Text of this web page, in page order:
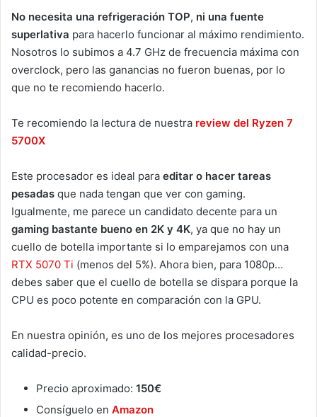
No necesita una refrigeración TOP, ni una fuente
superlativa para hacerlo funcionar al máximo rendimiento.
Nosotros lo subimos a 4.7 GHz de frecuencia máxima con
overclock, pero las ganancias no fueron buenas, por lo
que no te recomiendo hacerlo.
Te recomiendo la lectura de nuestra review del Ryzen 7
5700X
Este procesador es ideal para editar o hacer tareas
pesadas que nada tengan que ver con gaming.
Igualmente, me parece un candidato decente para un
gaming bastante bueno en 2K y 4K, ya que no hay un
cuello de botella importante si lo emparejamos con una
RTX 5070 Ti (menos del 5%). Ahora bien, para 1080p…
debes saber que el cuello de botella se dispara porque la
CPU es poco potente en comparación con la GPU.
En nuestra opinión, es uno de los mejores procesadores
calidad-precio.
Precio aproximado: 150€
Consíguelo en Amazon